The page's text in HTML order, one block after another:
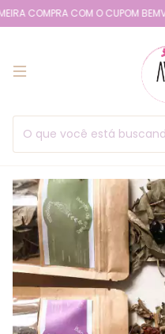
COM O CUPOM BEMVINDA10